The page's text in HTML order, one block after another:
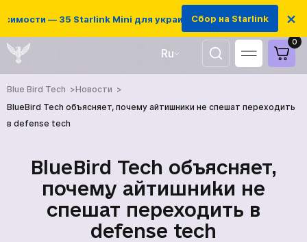
— 35 Starlink Mini для украинских защитников
Сбор на Starlink ×
Ru
UA
0
Blue Bird Tech
Новости
BlueBird Tech объясняет, почему айтишники не спешат переходить
в defense tech
BlueBird Tech объясняет,
почему айтишники не
спешат переходить в
defense tech